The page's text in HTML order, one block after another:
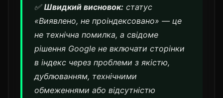
✅ Швидкий висновок: статус
«Виявлено, не проіндексовано» — це
не технічна помилка, а свідоме
рішення Google не включати сторінки
в індекс через проблеми з якістю,
дублюванням, технічними
обмеженнями або відсутністю